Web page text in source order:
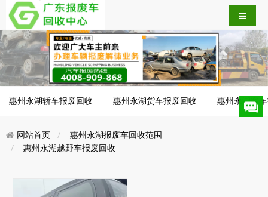
惠州永湖轿车报废回收 惠州永湖货车报废回收 惠州永湖客
网站首页
惠州永湖报废车回收范围
惠州永湖越野车报废回收